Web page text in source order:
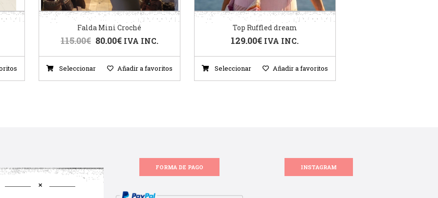
Falda Mini Croché
115.00€ 80.00€ IVA INC.
Seleccionar Añadir a favoritos
Top Ruffled dream
129.00€ IVA INC.
Seleccionar Añadir a favoritos
FORMA DE PAGO INSTAGRAM